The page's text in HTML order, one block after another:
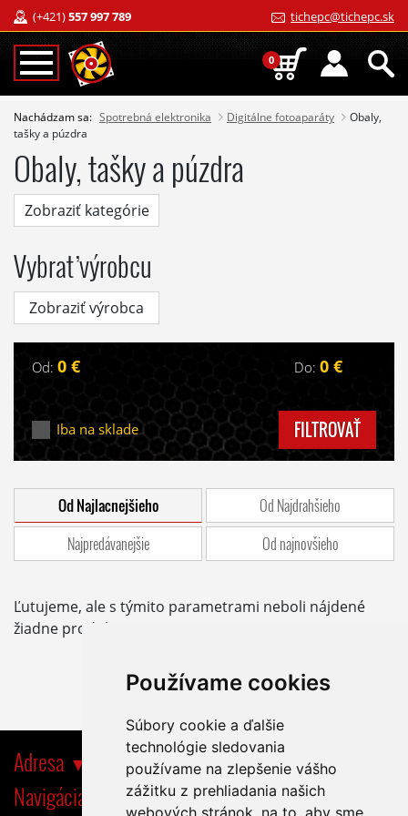
Používame cookies
Súbory cookie a ďalšie
technológie sledovania
používame na zlepšenie vášho
zážitku z prehliadania našich
webových stránok, na to, aby sme
(+421)557 997 789 tichepc@tichepc.sk
0
Nachádzam sa: Spotrebná elektronika Digitálne fotoaparáty
Obaly,
tašky a púzdra
Obaly, tašky a púzdra
Zobraziť kategórie
Vybrať výrobcu
Zobraziť výrobca
Od: 0 € Do: 0 €
Iba na sklade FILTROVAŤ
Od Najlacnejšieho
Od Najdrahšieho
Najpredávanejšie
Od najnovšieho
Ľutujeme, ale s týmito parametrami neboli nájdené
žiadne produkty.
Adresa
Navigácia